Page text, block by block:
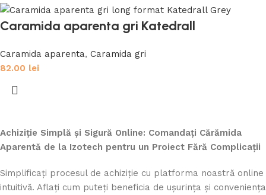
Caramida aparenta gri Katedrall
Caramida aparenta, Caramida gri
82.00 lei
Achiziție Simplă și Sigură Online: Comandați Cărămida
Aparentă de la Izotech pentru un Proiect Fără Complicații
Simplificați procesul de achiziție cu platforma noastră online
intuitivă. Aflați cum puteți beneficia de ușurința și conveniența